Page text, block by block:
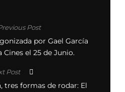
Post
por Gael García
Cines el 25 de Junio.
Post
tres formas de rodar: El